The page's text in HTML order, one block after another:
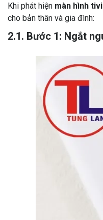
Khi phát hiện màn hình
cho bản thân và gia đình:
2.1. Bước 1: Ngắt